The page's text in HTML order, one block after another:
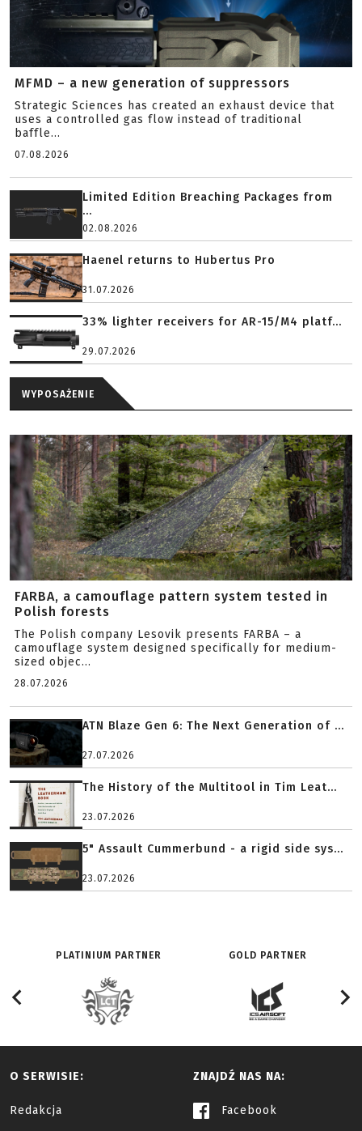
MFMD – a new generation of suppressors
Strategic Sciences has created an exhaust device that
uses a controlled gas flow instead of traditional
baffle...
07.08.2026
Limited Edition Breaching Packages from
...
02.08.2026
Haenel returns to Hubertus Pro
31.07.2026
33% lighter receivers for AR-15/M4 platf...
29.07.2026
WYPOSAŻENIE
FARBA, a camouflage pattern system tested in
Polish forests
The Polish company Lesovik presents FARBA – a
camouflage system designed specifically for medium-
sized objec...
28.07.2026
ATN Blaze Gen 6: The Next Generation of ...
27.07.2026
The History of the Multitool in Tim Leat...
23.07.2026
5" Assault Cummerbund - a rigid side sys...
23.07.2026
PLATINIUM PARTNER GOLD PARTNER
O SERWISIE:
Redakcja
ZNAJDŹ NAS NA:
Facebook